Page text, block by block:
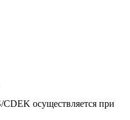
осуществляется при